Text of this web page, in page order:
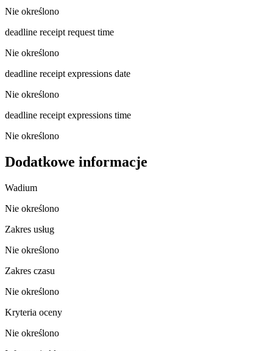
Nie określono
deadline receipt request time
Nie określono
deadline receipt expressions date
Nie określono
deadline receipt expressions time
Nie określono
Dodatkowe informacje
Wadium
Nie określono
Zakres usług
Nie określono
Zakres czasu
Nie określono
Kryteria oceny
Nie określono